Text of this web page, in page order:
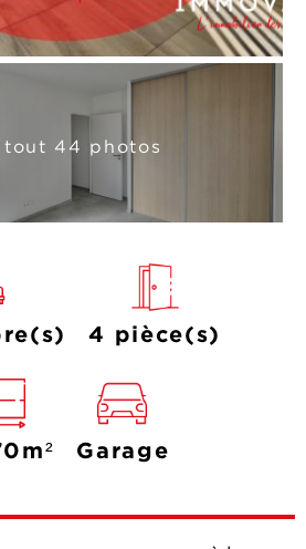
tout 44 photos
4 pièce(s)
Garage